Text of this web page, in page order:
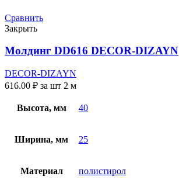
Сравнить
Закрыть
Молдинг DD616 DECOR-DIZAYN
DECOR-DIZAYN
616.00 ₽ за шт 2 м
Высота, мм 40
Ширина, мм 25
Материал полистирол